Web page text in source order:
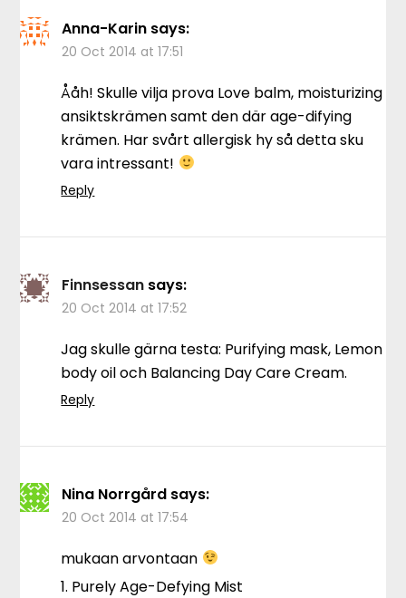
Anna-Karin says:
20 Oct 2014 at 17:51
Ååh! Skulle vilja prova Love balm, moisturizing
ansiktskrämen samt den där age-difying
krämen. Har svårt allergisk hy så detta sku
vara intressant!
Reply
Finnsessan says:
20 Oct 2014 at 17:52
Jag skulle gärna testa: Purifying mask, Lemon
body oil och Balancing Day Care Cream.
Reply
Nina Norrgård says:
20 Oct 2014 at 17:54
mukaan arvontaan
1. Purely Age-Defying Mist